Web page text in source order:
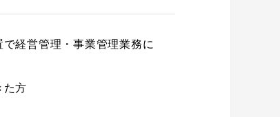
経営管理・事業管理業務に
た方